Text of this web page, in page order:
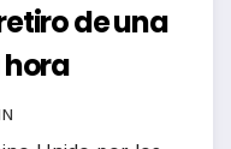
de una